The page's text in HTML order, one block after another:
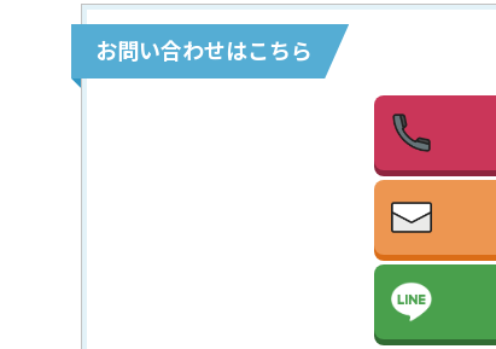
お問い合わせはこちら